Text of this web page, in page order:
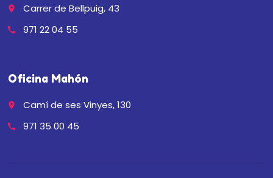
place Carrer de Bellpuig, 43
call 971 22 04 55
Oficina Mahón
place Camí de ses Vinyes, 130
call 971 35 00 45